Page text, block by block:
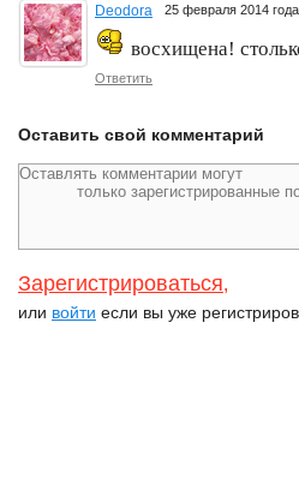
Deodora 25 февраля 2014
восхищена!
Ответить
Оставить свой комментарий
Зарегистрироваться,
или войти если вы уже